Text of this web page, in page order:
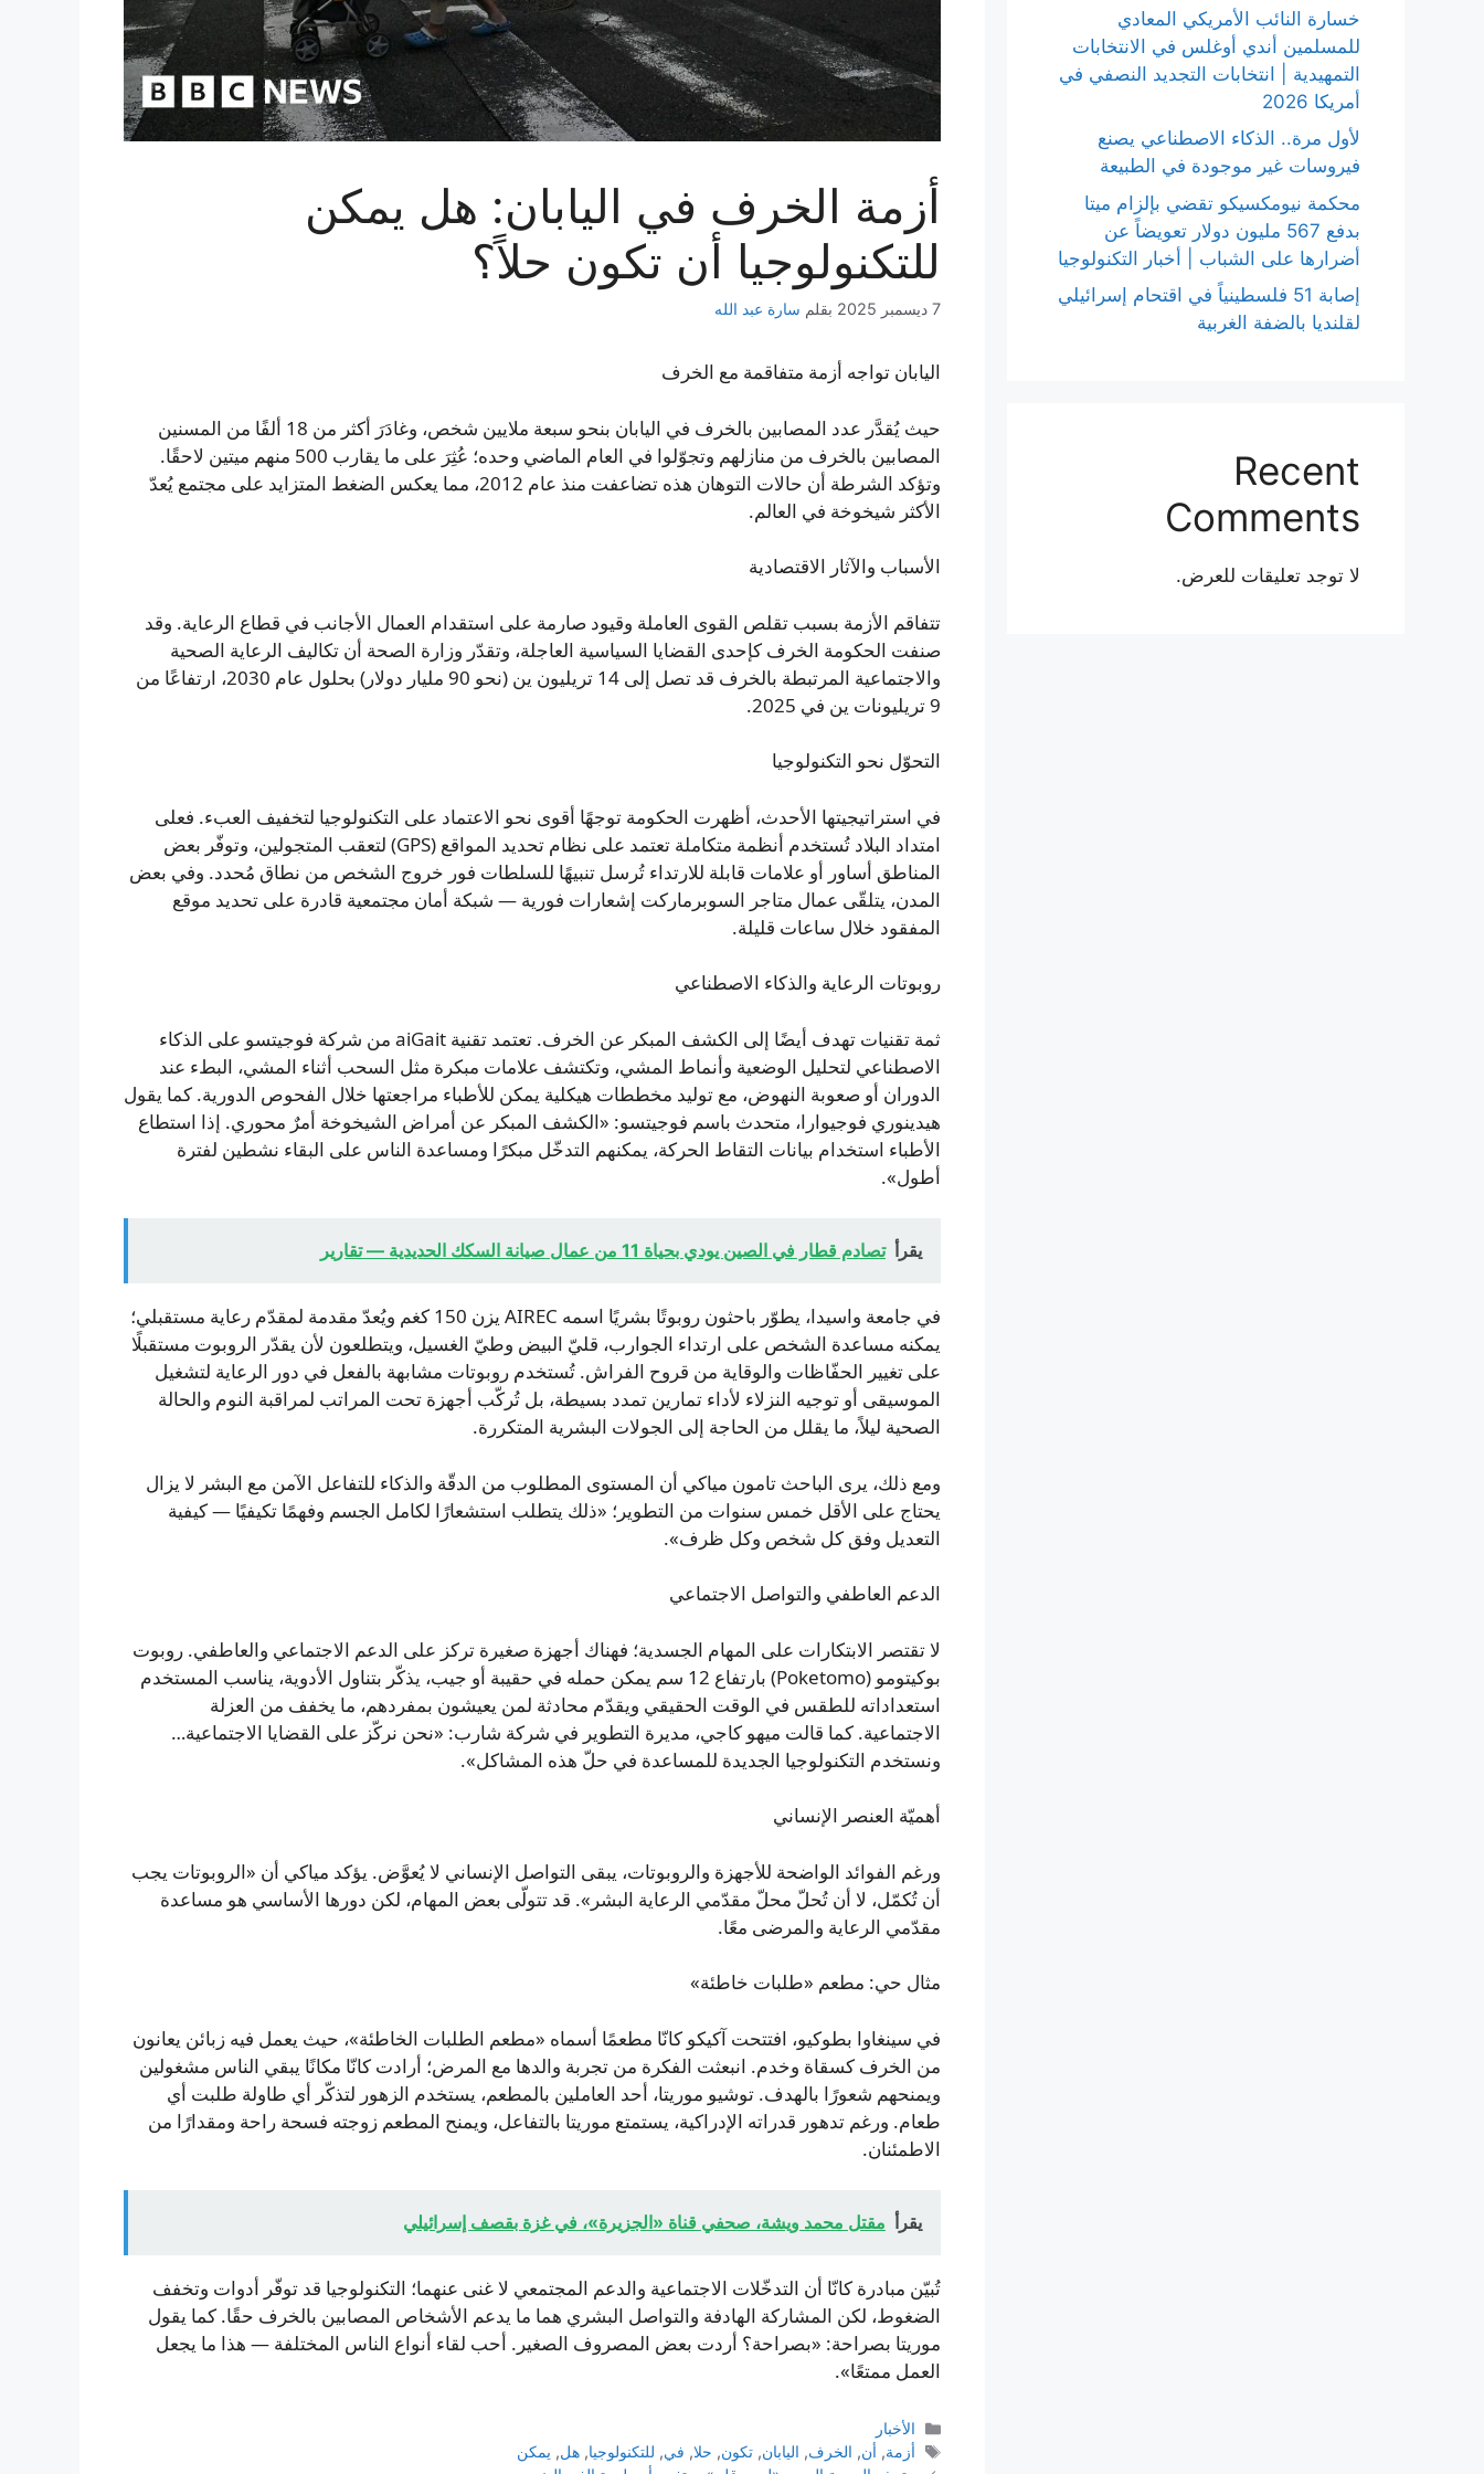
أزمة الخرف في اليابان: هل يمكن
للتكنولوجيا أن تكون حلاً؟
7 ديسمبر 2025 بقلم سارة عبد الله
اليابان تواجه أزمة متفاقمة مع الخرف
حيث يُقدَّر عدد المصابين بالخرف في اليابان بنحو سبعة ملايين شخص، وغادَرَ أكثر من 18 ألفًا من المسنين
المصابين بالخرف من منازلهم وتجوّلوا في العام الماضي وحده؛ عُثِرَ على ما يقارب 500 منهم ميتين لاحقًا.
وتؤكد الشرطة أن حالات التوهان هذه تضاعفت منذ عام 2012، مما يعكس الضغط المتزايد على مجتمع يُعدّ
الأكثر شيخوخة في العالم.
الأسباب والآثار الاقتصادية
تتفاقم الأزمة بسبب تقلص القوى العاملة وقيود صارمة على استقدام العمال الأجانب في قطاع الرعاية. وقد
صنفت الحكومة الخرف كإحدى القضايا السياسية العاجلة، وتقدّر وزارة الصحة أن تكاليف الرعاية الصحية
والاجتماعية المرتبطة بالخرف قد تصل إلى 14 تريليون ين (نحو 90 مليار دولار) بحلول عام 2030، ارتفاعًا من
9 تريليونات ين في 2025.
التحوّل نحو التكنولوجيا
في استراتيجيتها الأحدث، أظهرت الحكومة توجهًا أقوى نحو الاعتماد على التكنولوجيا لتخفيف العبء. فعلى
امتداد البلاد تُستخدم أنظمة متكاملة تعتمد على نظام تحديد المواقع (GPS) لتعقب المتجولين، وتوفّر بعض
المناطق أساور أو علامات قابلة للارتداء تُرسل تنبيهًا للسلطات فور خروج الشخص من نطاق مُحدد. وفي بعض
المدن، يتلقّى عمال متاجر السوبرماركت إشعارات فورية — شبكة أمان مجتمعية قادرة على تحديد موقع
المفقود خلال ساعات قليلة.
روبوتات الرعاية والذكاء الاصطناعي
ثمة تقنيات تهدف أيضًا إلى الكشف المبكر عن الخرف. تعتمد تقنية aiGait من شركة فوجيتسو على الذكاء
الاصطناعي لتحليل الوضعية وأنماط المشي، وتكتشف علامات مبكرة مثل السحب أثناء المشي، البطء عند
الدوران أو صعوبة النهوض، مع توليد مخططات هيكلية يمكن للأطباء مراجعتها خلال الفحوص الدورية. كما يقول
هيدينوري فوجيوارا، متحدث باسم فوجيتسو: «الكشف المبكر عن أمراض الشيخوخة أمرٌ محوري. إذا استطاع
الأطباء استخدام بيانات التقاط الحركة، يمكنهم التدخّل مبكرًا ومساعدة الناس على البقاء نشطين لفترة
أطول».
يقرأ تصادم قطار في الصين يودي بحياة 11 من عمال صيانة السكك الحديدية — تقارير
في جامعة واسيدا، يطوّر باحثون روبوتًا بشريًا اسمه AIREC يزن 150 كغم ويُعدّ مقدمة لمقدّم رعاية مستقبلي؛
يمكنه مساعدة الشخص على ارتداء الجوارب، قليّ البيض وطيّ الغسيل، ويتطلعون لأن يقدّر الروبوت مستقبلًا
على تغيير الحفّاظات والوقاية من قروح الفراش. تُستخدم روبوتات مشابهة بالفعل في دور الرعاية لتشغيل
الموسيقى أو توجيه النزلاء لأداء تمارين تمدد بسيطة، بل تُركّب أجهزة تحت المراتب لمراقبة النوم والحالة
الصحية ليلاً، ما يقلل من الحاجة إلى الجولات البشرية المتكررة.
ومع ذلك، يرى الباحث تامون مياكي أن المستوى المطلوب من الدقّة والذكاء للتفاعل الآمن مع البشر لا يزال
يحتاج على الأقل خمس سنوات من التطوير؛ «ذلك يتطلب استشعارًا لكامل الجسم وفهمًا تكيفيًا — كيفية
التعديل وفق كل شخص وكل ظرف».
الدعم العاطفي والتواصل الاجتماعي
لا تقتصر الابتكارات على المهام الجسدية؛ فهناك أجهزة صغيرة تركز على الدعم الاجتماعي والعاطفي. روبوت
بوكيتومو (Poketomo) بارتفاع 12 سم يمكن حمله في حقيبة أو جيب، يذكّر بتناول الأدوية، يناسب المستخدم
استعداداته للطقس في الوقت الحقيقي ويقدّم محادثة لمن يعيشون بمفردهم، ما يخفف من العزلة
الاجتماعية. كما قالت ميهو كاجي، مديرة التطوير في شركة شارب: «نحن نركّز على القضايا الاجتماعية…
ونستخدم التكنولوجيا الجديدة للمساعدة في حلّ هذه المشاكل».
أهميّة العنصر الإنساني
ورغم الفوائد الواضحة للأجهزة والروبوتات، يبقى التواصل الإنساني لا يُعوَّض. يؤكد مياكي أن «الروبوتات يجب
أن تُكمّل، لا أن تُحلّ محلّ مقدّمي الرعاية البشر». قد تتولّى بعض المهام، لكن دورها الأساسي هو مساعدة
مقدّمي الرعاية والمرضى معًا.
مثال حي: مطعم «طلبات خاطئة»
في سينغاوا بطوكيو، افتتحت آكيكو كانّا مطعمًا أسماه «مطعم الطلبات الخاطئة»، حيث يعمل فيه زبائن يعانون
من الخرف كسقاة وخدم. انبعثت الفكرة من تجربة والدها مع المرض؛ أرادت كانّا مكانًا يبقي الناس مشغولين
ويمنحهم شعورًا بالهدف. توشيو موريتا، أحد العاملين بالمطعم، يستخدم الزهور لتذكّر أي طاولة طلبت أي
طعام. ورغم تدهور قدراته الإدراكية، يستمتع موريتا بالتفاعل، ويمنح المطعم زوجته فسحة راحة ومقدارًا من
الاطمئنان.
يقرأ مقتل محمد ويشة، صحفي قناة «الجزيرة»، في غزة بقصف إسرائيلي
تُبيّن مبادرة كانّا أن التدخّلات الاجتماعية والدعم المجتمعي لا غنى عنهما؛ التكنولوجيا قد توفّر أدوات وتخفف
الضغوط، لكن المشاركة الهادفة والتواصل البشري هما ما يدعم الأشخاص المصابين بالخرف حقًا. كما يقول
موريتا بصراحة: «بصراحة؟ أردت بعض المصروف الصغير. أحب لقاء أنواع الناس المختلفة — هذا ما يجعل
العمل ممتعًا».
التصنيفات
الأخبار
الوسوم
أزمة, أن, الخرف, اليابان,تكون, حلا, في, للتكنولوجيا,هل, يمكن
خسارة النائب الأمريكي المعادي
للمسلمين أندي أوغلس في الانتخابات
التمهيدية | انتخابات التجديد النصفي في
أمريكا 2026
لأول مرة.. الذكاء الاصطناعي يصنع
فيروسات غير موجودة في الطبيعة
محكمة نيومكسيكو تقضي بإلزام ميتا
بدفع 567 مليون دولار تعويضاً عن
أضرارها على الشباب | أخبار التكنولوجيا
إصابة 51 فلسطينياً في اقتحام إسرائيلي
لقلنديا بالضفة الغربية
Recent
Comments
لا توجد تعليقات للعرض.